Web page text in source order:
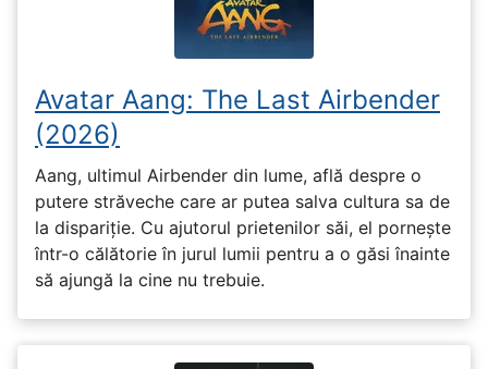
Avatar Aang: The Last Airbender
(2026)
Aang, ultimul Airbender din lume, află despre o
putere străveche care ar putea salva cultura sa de
la dispariție. Cu ajutorul prietenilor săi, el pornește
într-o călătorie în jurul lumii pentru a o găsi înainte
să ajungă la cine nu trebuie.